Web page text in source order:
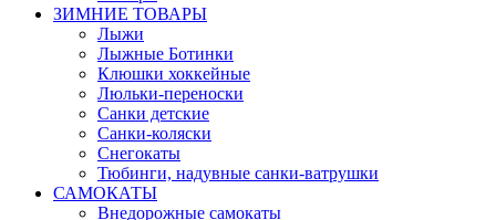
ЗИМНИЕ ТОВАРЫ
Лыжи
Лыжные Ботинки
Клюшки хоккейные
Люльки-переноски
Санки детские
Санки-коляски
Снегокаты
Тюбинги, надувные санки-ватрушки
САМОКАТЫ
Внедорожные самокаты